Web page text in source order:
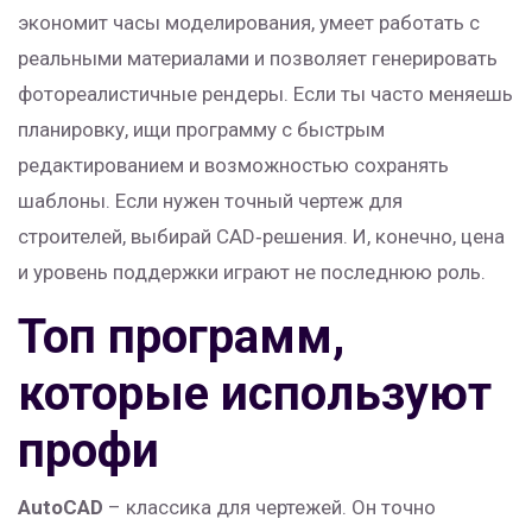
экономит часы моделирования, умеет работать с
реальными материалами и позволяет генерировать
фотореалистичные рендеры. Если ты часто меняешь
планировку, ищи программу с быстрым
редактированием и возможностью сохранять
шаблоны. Если нужен точный чертеж для
строителей, выбирай CAD‑решения. И, конечно, цена
и уровень поддержки играют не последнюю роль.
Топ программ,
которые используют
профи
AutoCAD – классика для чертежей. Он точно